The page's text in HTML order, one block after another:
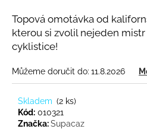
Topová omotávka od
kterou si zvolil nejeden
cyklistice!
Můžeme doručit do: 11.8.2026
Skladem (2 ks)
Kód: 010321
Značka:Supacaz
HLEDAT
D
o
p
o